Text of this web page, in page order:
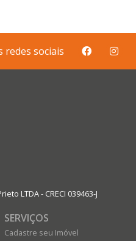
redes sociais
LTDA - CRECI 039463-J
SERVIÇOS
Cadastre seu Imóvel